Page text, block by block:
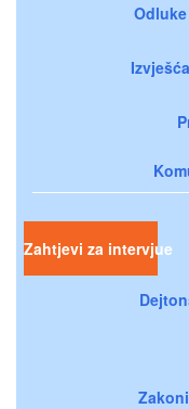
Zahtjevi za intervjue